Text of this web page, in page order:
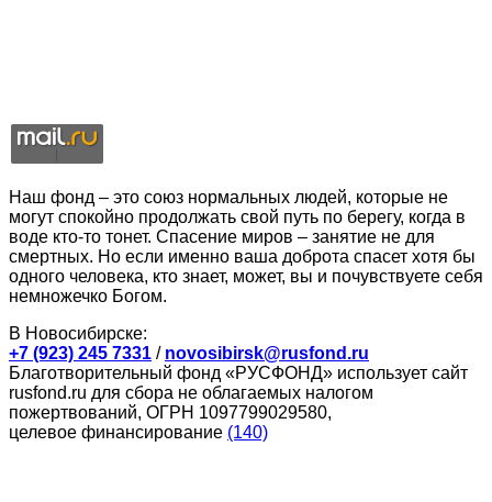
Наш фонд – это союз нормальных людей, которые не
могут спокойно продолжать свой путь по берегу, когда в
воде кто-то тонет. Спасение миров – занятие не для
смертных. Но если именно ваша доброта спасет хотя бы
одного человека, кто знает, может, вы и почувствуете себя
немножечко Богом.
В Новосибирске:
+7 (923) 245 7331 / novosibirsk@rusfond.ru
Благотворительный фонд «РУСФОНД» использует сайт
rusfond.ru для сбора не облагаемых налогом
пожертвований, ОГРН 1097799029580,
целевое финансирование (140)